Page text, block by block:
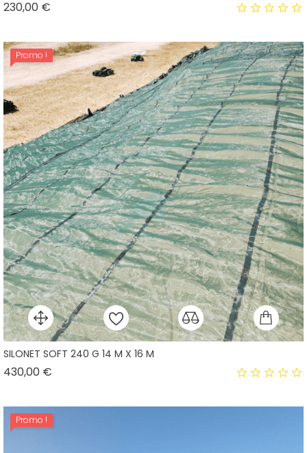
230,00 €
Promo !
SILONET SOFT 240 G 14 M X 16 M
430,00 €
Promo !